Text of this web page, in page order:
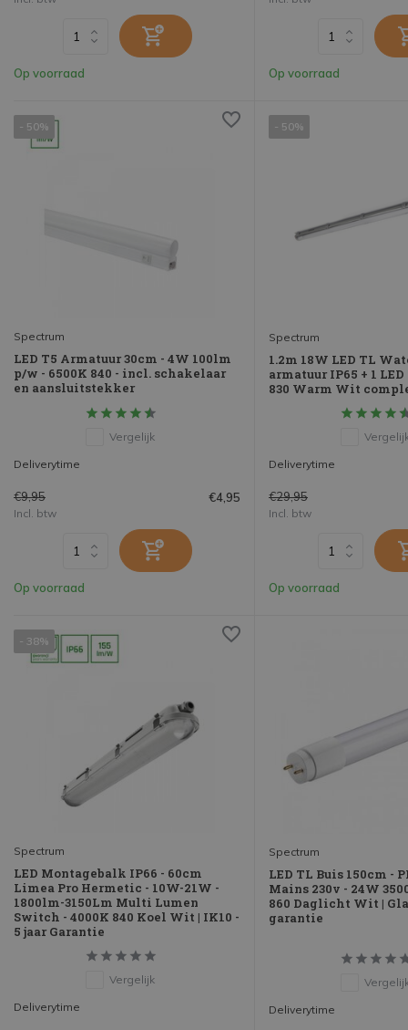
Op voorraad Op voorraad
- 50%
Spectrum
LED T5 Armatuur 30cm - 4W 100lm
p/w - 6500K 840 - incl. schakelaar
en aansluitstekker
Vergelijk
Deliverytime
€9,95 €4,95
Incl. btw
Op voorraad
- 50%
Spectrum
1.2m 18W LED TL
armatuur IP65 + 1
830 Warm Wit
Deliverytime
€29,95
Incl. btw
Op voorraad
- 38%
Spectrum
LED Montagebalk IP66 - 60cm
Limea Pro Hermetic - 10W-21W -
1800lm-3150Lm Multi Lumen
Switch - 4000K 840 Koel Wit | IK10 -
5 jaar Garantie
Vergelijk
Deliverytime
Spectrum
LED TL Buis 150cm -
Mains 230v - 24W
860 Daglicht Wit |
garantie
Deliverytime